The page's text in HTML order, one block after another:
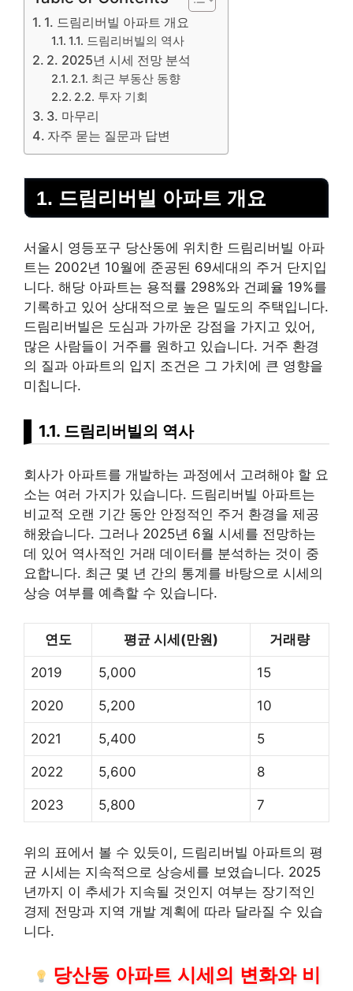
1. 드림리버빌 아파트 개요
1.1. 드림리버빌의 역사
2. 2025년 시세 전망 분석
2.1. 최근 부동산 동향
2.2. 투자 기회
3. 마무리
자주 묻는 질문과 답변
1. 드림리버빌 아파트 개요
서울시 영등포구 당산동에 위치한 드림리버빌 아파
트는 2002년 10월에 준공된 69세대의 주거 단지입
니다. 해당 아파트는 용적률 298%와 건폐율 19%를
기록하고 있어 상대적으로 높은 밀도의 주택입니다.
드림리버빌은 도심과 가까운 강점을 가지고 있어,
많은 사람들이 거주를 원하고 있습니다. 거주 환경
의 질과 아파트의 입지 조건은 그 가치에 큰 영향을
미칩니다.
1.1. 드림리버빌의 역사
회사가 아파트를 개발하는 과정에서 고려해야 할 요
소는 여러 가지가 있습니다. 드림리버빌 아파트는
비교적 오랜 기간 동안 안정적인 주거 환경을 제공
해왔습니다. 그러나 2025년 6월 시세를 전망하는
데 있어 역사적인 거래 데이터를 분석하는 것이 중
요합니다. 최근 몇 년 간의 통계를 바탕으로 시세의
상승 여부를 예측할 수 있습니다.
연도 평균 시세(만원) 거래량
2019 5,000 15
2020 5,200 10
2021 5,400 5
2022 5,600 8
2023 5,800 7
위의 표에서 볼 수 있듯이, 드림리버빌 아파트의 평
균 시세는 지속적으로 상승세를 보였습니다. 2025
년까지 이 추세가 지속될 것인지 여부는 장기적인
경제 전망과 지역 개발 계획에 따라 달라질 수 있습
니다.
당산동 아파트 시세의 변화와 비